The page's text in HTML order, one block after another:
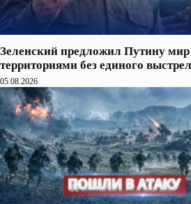
Зеленский предложил Путину
территориями без единого
05.08.2026